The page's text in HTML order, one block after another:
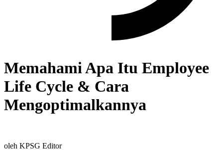
Memahami Apa Itu Employee
Life Cycle & Cara
Mengoptimalkannya
oleh KPSG Editor